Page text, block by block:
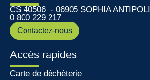
CS 40506 - 06905 SOPHIA
0 800 229 217
Contactez-nous
Accès rapides
Carte de déchèterie